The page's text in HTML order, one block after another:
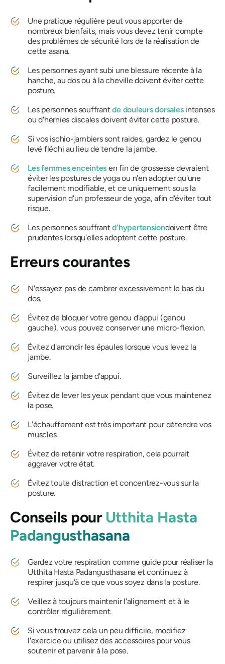
Une pratique régulière peut vous apporter de
nombreux bienfaits, mais vous devez tenir compte
des problèmes de sécurité lors de la réalisation de
cette asana.
Les personnes ayant subi une blessure récente à la
hanche, au dos ou à la cheville doivent éviter cette
posture.
Les personnes souffrantde douleurs dorsalesintenses
ou d'hernies discales doivent éviter cette posture.
Si vos ischio-jambiers sont raides, gardez le genou
levé fléchi au lieu de tendre la jambe.
Les femmes enceintes en fin de grossesse devraient
éviter les postures de yoga ou n'en adopter qu'une
facilement modifiable, et ce uniquement sous la
supervision d'un professeur de yoga, afin d'éviter tout
risque.
Les personnes souffrantd'hypertensiondoivent être
prudentes lorsqu'elles adoptent cette posture.
Erreurs courantes
N'essayez pas de cambrer excessivement le bas du
dos.
Évitez de bloquer votre genou d'appui (genou
gauche), vous pouvez conserver une micro-flexion.
Évitez d'arrondir les épaules lorsque vous levez la
jambe.
Surveillez la jambe d'appui.
Évitez de lever les yeux pendant que vous maintenez
la pose.
L'échauffement est très important pour détendre vos
muscles.
Évitez de retenir votre respiration, cela pourrait
aggraver votre état.
Évitez toute distraction et concentrez-vous sur la
posture.
Conseils pour Utthita Hasta
Padangusthasana
Gardez votre respiration comme guide pour réaliser la
Utthita Hasta Padangusthasana et continuez à
respirer jusqu'à ce que vous soyez dans la posture.
Veillez à toujours maintenir l'alignement et à le
contrôler régulièrement.
Si vous trouvez cela un peu difficile, modifiez
l'exercice ou utilisez des accessoires pour vous
soutenir et parvenir à la pose.